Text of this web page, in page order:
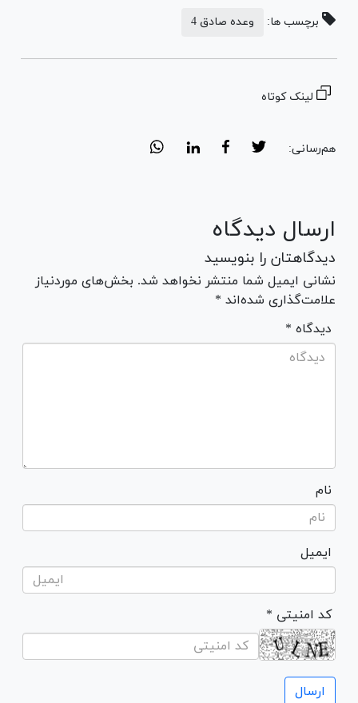
برچسب ها: وعده صادق 4
لینک کوتاه
هم‌رسانی:
ارسال دیدگاه
دیدگاهتان را بنویسید
نشانی ایمیل شما منتشر نخواهد شد. بخش‌های موردنیاز
علامت‌گذاری شده‌اند *
* دیدگاه
نام
ایمیل
* کد امنیتی